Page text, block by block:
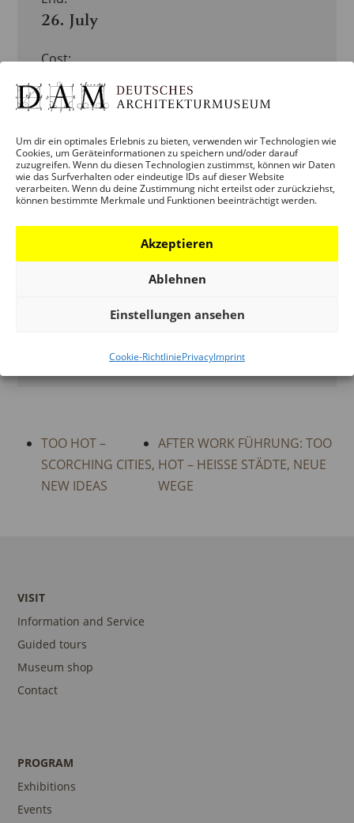
Um dir ein optimales Erlebnis zu bieten, verwenden wir Technologien wie
Cookies, um Geräteinformationen zu speichern und/oder darauf
zuzugreifen. Wenn du diesen Technologien zustimmst, können wir Daten
wie das Surfverhalten oder eindeutige IDs auf dieser Website
verarbeiten. Wenn du deine Zustimmung nicht erteilst oder zurückziehst,
können bestimmte Merkmale und Funktionen beeinträchtigt werden.
Akzeptieren
Ablehnen
Einstellungen ansehen
Cookie-RichtliniePrivacyImprint
26. July
Cost:
€ 3
Veranstaltung
ERWACHSENE,
KINDER +
JUGENDLICHE +
VERANSTALTUNG,
Veranstaltung
VERMITTLUNG
TOO HOT –
SCORCHING CITIES,
NEW IDEAS
AFTER WORK FÜHRUNG: TOO
HOT – HEISSE STÄDTE, NEUE W
EGE
VISIT
Information and Service
Guided tours
Museum shop
Contact
PROGRAM
Exhibitions
Events